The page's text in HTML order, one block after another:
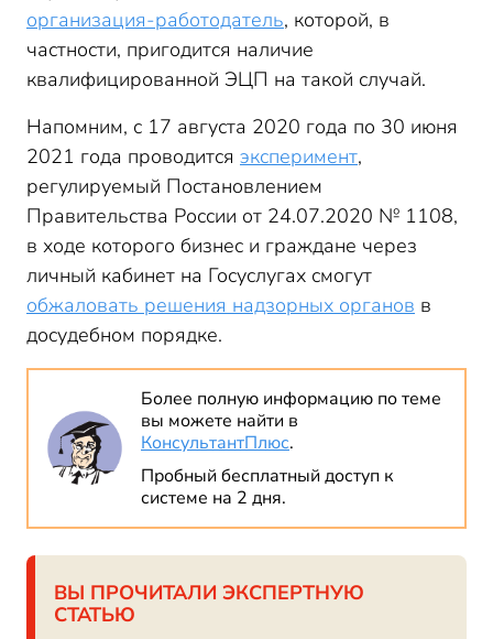
организация-работодатель, которой, в
частности, пригодится наличие
квалифицированной ЭЦП на такой случай.
Напомним, с 17 августа 2020 года по 30 июня
2021 года проводится эксперимент,
регулируемый Постановлением
Правительства России от 24.07.2020 № 1108,
в ходе которого бизнес и граждане через
личный кабинет на Госуслугах смогут
обжаловать решения надзорных органов в
досудебном порядке.
Более полную информацию по теме
вы можете найти в
КонсультантПлюс.
Пробный бесплатный доступ к
системе на 2 дня.
ВЫ ПРОЧИТАЛИ ЭКСПЕРТНУЮ
СТАТЬЮ